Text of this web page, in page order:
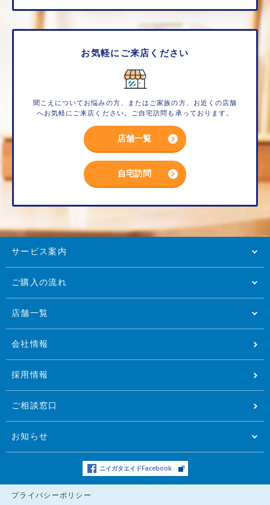
お気軽にご来店ください
聞こえについてお悩みの方、またはご家族の方、お近くの店舗
へお気軽にご来店ください。ご自宅訪問も承っております。
店舗一覧
自宅訪問
サービス案内
ご購入の流れ
店舗一覧
会社情報
採用情報
ご相談窓口
お知らせ
ニイガタエイドFacebook
プライバシーポリシー